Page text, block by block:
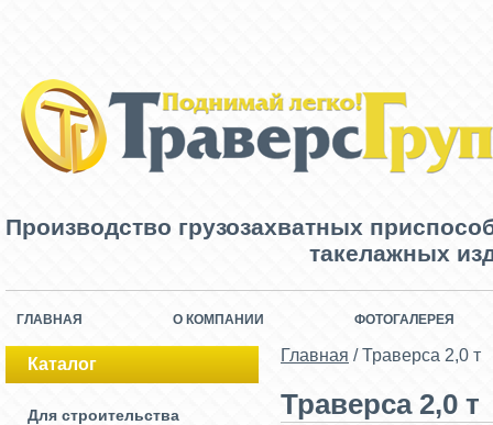
Производство грузозахватных
такелажных
ГЛАВНАЯ О КОМПАНИИ ФОТОГАЛЕРЕЯ
Каталог
Для строительства
Главная /Траверса 2,0 т
Траверса 2,0 т